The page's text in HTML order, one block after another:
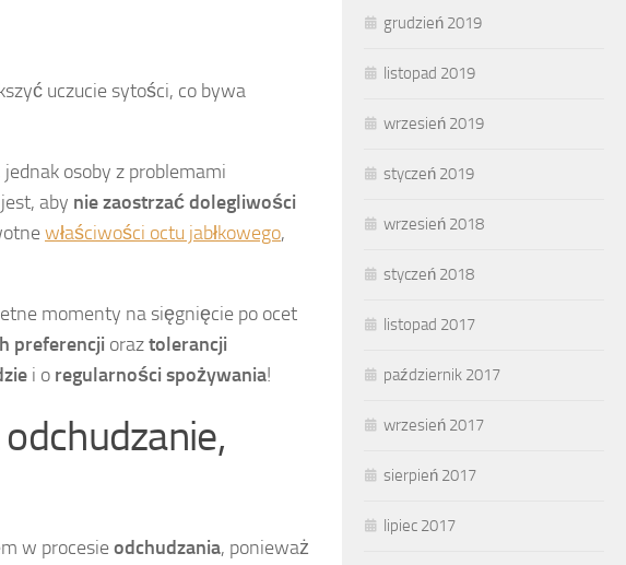
uczucie sytości, co bywa
osoby z problemami
aby nie zaostrzać dolegliwości
właściwości octu jabłkowego,
momenty na sięgnięcie po ocet
preferencji oraztolerancji
i o regularności spożywania!
odchudzanie,
w procesieodchudzania, ponieważ
grudzień 2019
listopad 2019
wrzesień 2019
styczeń 2019
wrzesień 2018
styczeń 2018
listopad 2017
październik 2017
wrzesień 2017
sierpień 2017
lipiec 2017